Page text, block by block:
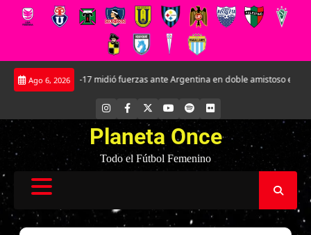
Saltar
Ago 6, 2026
La Roja Sub-17 midió fuerzas ante Argentina en doble amistoso en el CAR
INSTAGRAM
FACEBOOK YOUTUBE
SPOTIFYFLICKR
Planeta Once
Todo el Fútbol Femenino